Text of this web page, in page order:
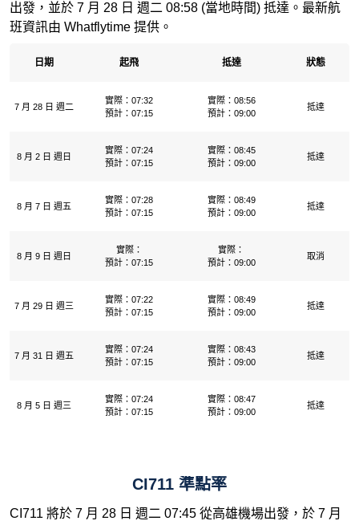
出發，並於 7 月 28 日 週二 08:58 (當地時間) 抵達。最新航
班資訊由 Whatflytime 提供。
日期 起飛 抵達 狀態
7 月 28 日 週二
實際：07:32
預計：07:15
實際：08:56
預計：09:00
抵達
8 月 2 日 週日
實際：07:24
預計：07:15
實際：08:45
預計：09:00
抵達
8 月 7 日 週五
實際：07:28
預計：07:15
實際：08:49
預計：09:00
抵達
8 月 9 日 週日
實際：
預計：07:15
實際：
預計：09:00
取消
7 月 29 日 週三
實際：07:22
預計：07:15
實際：08:49
預計：09:00
抵達
7 月 31 日 週五
實際：07:24
預計：07:15
實際：08:43
預計：09:00
抵達
8 月 5 日 週三
實際：07:24
預計：07:15
實際：08:47
預計：09:00
抵達
CI711 準點率
CI711 將於 7 月 28 日 週二 07:45 從高雄機場出發，於 7 月